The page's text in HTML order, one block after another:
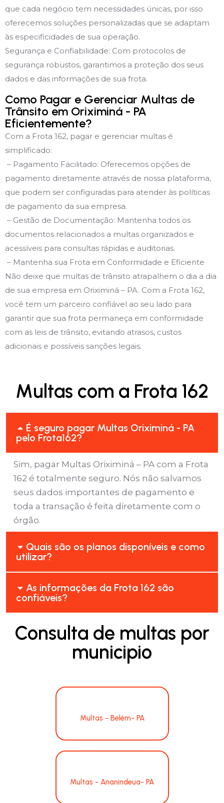
que cada negócio tem necessidades únicas, por isso
oferecemos soluções personalizadas que se adaptam
às especificidades de sua operação.
Segurança e Confiabilidade: Com protocolos de
segurança robustos, garantimos a proteção dos seus
dados e das informações de sua frota.
Como Pagar e Gerenciar Multas de
Trânsito em Oriximiná - PA
Eficientemente?
Com a Frota 162, pagar e gerenciar multas é
simplificado:
– Pagamento Facilitado: Oferecemos opções de
pagamento diretamente através de nossa plataforma,
que podem ser configuradas para atender às políticas
de pagamento da sua empresa.
– Gestão de Documentação: Mantenha todos os
documentos relacionados a multas organizados e
acessíveis para consultas rápidas e auditorias.
– Mantenha sua Frota em Conformidade e Eficiente
Não deixe que multas de trânsito atrapalhem o dia a dia
de sua empresa em Oriximiná – PA. Com a Frota 162,
você tem um parceiro confiável ao seu lado para
garantir que sua frota permaneça em conformidade
com as leis de trânsito, evitando atrasos, custos
adicionais e possíveis sanções legais.
Multas com a Frota 162
É seguro pagar Multas Oriximiná - PA
pelo Frota162?
Sim, pagar Multas Oriximiná – PA com a Frota
162 é totalmente seguro. Nós não salvamos
seus dados importantes de pagamento e
toda a transação é feita diretamente com o
órgão.
Quais são os planos disponíveis e como
utilizar?
As informações da Frota 162 são
confiáveis?
Consulta de multas por
municipio
Multas - Belém- PA
Multas - Ananindeua- PA